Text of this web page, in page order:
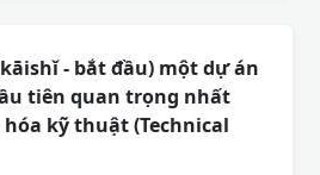
- bắt đầu) một dự án
tiên quan trọng nhất
kỹ thuật (Technical